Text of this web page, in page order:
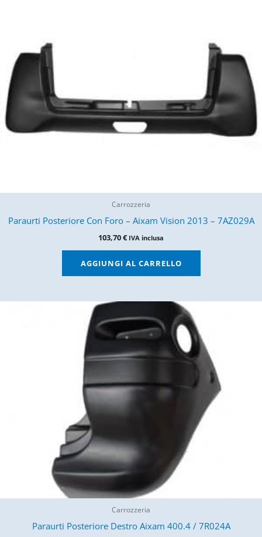
Carrozzeria
Paraurti Posteriore Con Foro – Aixam Vision 2013 – 7AZ029A
103,70€ IVA inclusa
AGGIUNGI AL CARRELLO
Carrozzeria
Paraurti Posteriore Destro Aixam 400.4 / 7R024A